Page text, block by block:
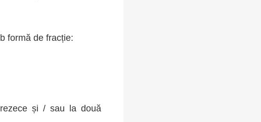
formă de fracție:
și / sau la două